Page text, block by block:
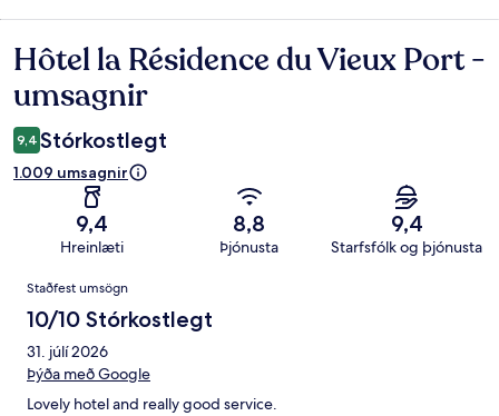
Umsagnir
Hôtel la Résidence du Vieux Port -
umsagnir
9,4 Stórkostlegt
1.009 umsagnir
9,4
Hreinlæti
8,8
Þjónusta
9,4
Starfsfólk og þjónusta
Umsagnir
Staðfest umsögn
10/10 Stórkostlegt
31. júlí 2026
Þýða með Google
Lovely hotel and really good service.